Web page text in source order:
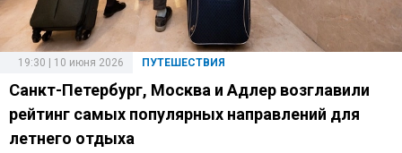
ПУТЕШЕСТВИЯ
19:30 | 10 июня 2026
Санкт-Петербург, Москва и Адлер возглавили
рейтинг самых популярных направлений для
летнего отдыха